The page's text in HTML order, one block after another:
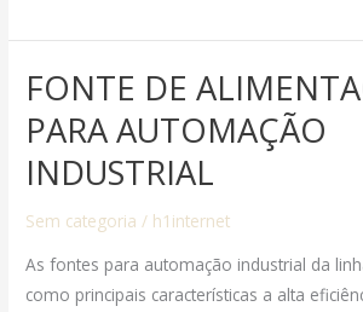
FONTE DE
PARA AUTOMAÇÃO
INDUSTRIAL
Sem categoria / h1internet
As fontes para automação industrial da
como principais características a alta
FONTE
ALIMENTAÇÃO
PARA
INDUSTRIAL